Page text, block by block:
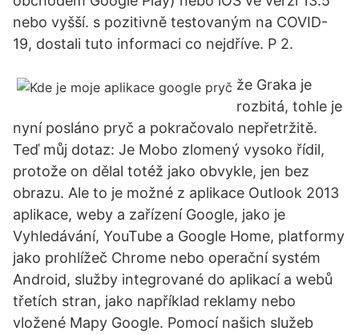
nebo vyšší. s pozitivně testovaným na COVID-
19, dostali tuto informaci co nejdříve. P 2.
že Graka je
rozbitá, tohle je
nyní posláno pryč a pokračovalo nepřetržitě.
Teď můj dotaz: Je Mobo zlomený vysoko řídil,
protože on dělal totéž jako obvykle, jen bez
obrazu. Ale to je možné z aplikace Outlook 2013
aplikace, weby a zařízení Google, jako je
Vyhledávání, YouTube a Google Home, platformy
jako prohlížeč Chrome nebo operační systém
Android, služby integrované do aplikací a webů
třetích stran, jako například reklamy nebo
vložené Mapy Google. Pomocí našich služeb